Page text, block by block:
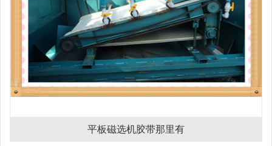
平板磁选机胶带那里有